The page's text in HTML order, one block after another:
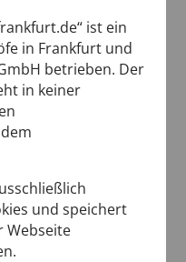
in Frankfurt
ist ein
in Frankfurt und
betrieben. Der
in keiner
und speichert
Webseite